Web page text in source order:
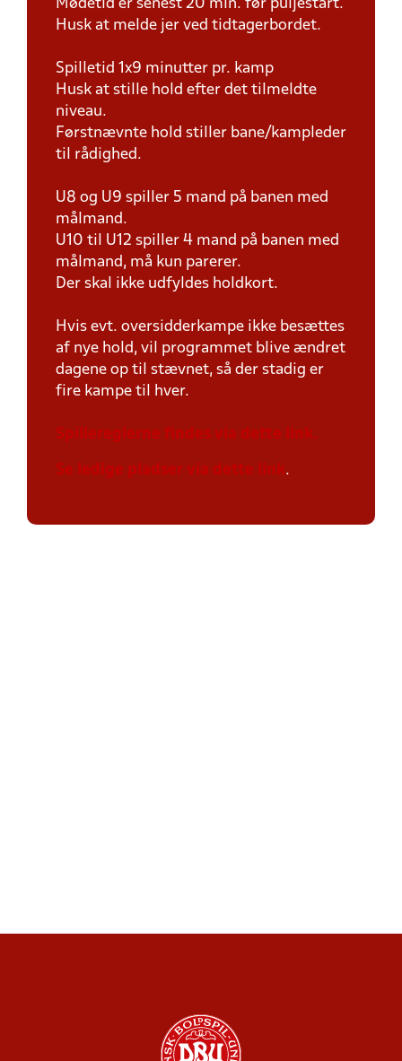
Mødetid er senest 20 min. før puljestart.
Husk at melde jer ved tidtagerbordet.
Spilletid 1x9 minutter pr. kamp
Husk at stille hold efter det tilmeldte
niveau.
Førstnævnte hold stiller bane/kampleder
til rådighed.
U8 og U9 spiller 5 mand på banen med
målmand.
U10 til U12 spiller 4 mand på banen med
målmand, må kun parerer.
Der skal ikke udfyldes holdkort.
Hvis evt. oversidderkampe ikke besættes
af nye hold, vil programmet blive ændret
dagene op til stævnet, så der stadig er
fire kampe til hver.
Spillereglerne findes via dette link.
Se ledige pladser via dette link.